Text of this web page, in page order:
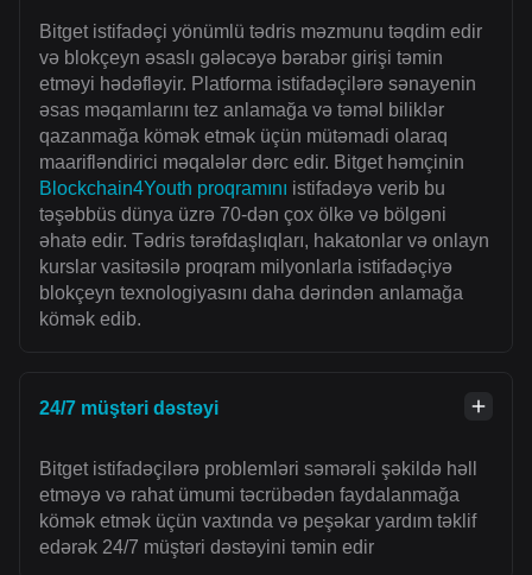
Bitget istifadəçi yönümlü tədris məzmunu təqdim edir
və blokçeyn əsaslı gələcəyə bərabər girişi təmin
etməyi hədəfləyir. Platforma istifadəçilərə sənayenin
əsas məqamlarını tez anlamağa və təməl biliklər
qazanmağa kömək etmək üçün mütəmadi olaraq
maarifləndirici məqalələr dərc edir. Bitget həmçinin
Blockchain4Youth proqramını istifadəyə verib bu
təşəbbüs dünya üzrə 70-dən çox ölkə və bölgəni
əhatə edir. Tədris tərəfdaşlıqları, hakatonlar və onlayn
kurslar vasitəsilə proqram milyonlarla istifadəçiyə
blokçeyn texnologiyasını daha dərindən anlamağa
kömək edib.
24/7 müştəri dəstəyi
Bitget istifadəçilərə problemləri səmərəli şəkildə həll
etməyə və rahat ümumi təcrübədən faydalanmağa
kömək etmək üçün vaxtında və peşəkar yardım təklif
edərək 24/7 müştəri dəstəyini təmin edir